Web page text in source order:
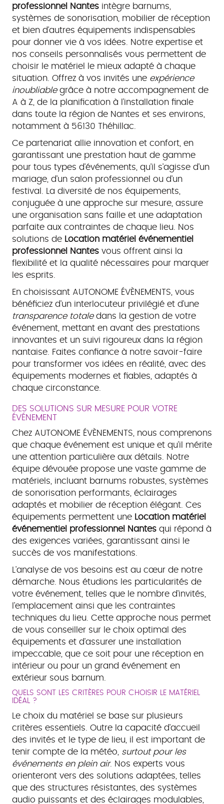
professionnel Nantesintègre barnums,
systèmes de sonorisation, mobilier de réception
et bien d'autres équipements indispensables
pour donner vie à vos idées. Notre expertise et
nos conseils personnalisés vous permettent de
choisir le matériel le mieux adapté à chaque
situation. Offrez à vos invités une expérience
inoubliablegrâce à notre accompagnement de
A à Z, de la planification à l'installation finale
dans toute la région de Nantes et ses environs,
notamment à 56130 Théhillac.
Ce partenariat allie innovation et confort, en
garantissant une prestation haut de gamme
pour tous types d'événements, qu'il s'agisse d'un
mariage, d'un salon professionnel ou d'un
festival. La diversité de nos équipements,
conjuguée à une approche sur mesure, assure
une organisation sans faille et une adaptation
parfaite aux contraintes de chaque lieu. Nos
solutions de Location matériel événementiel
professionnel Nantesvous offrent ainsi la
flexibilité et la qualité nécessaires pour marquer
les esprits.
En choisissant AUTONOME ÉVÈNEMENTS, vous
bénéficiez d'un interlocuteur privilégié et d'une
transparence totaledans la gestion de votre
événement, mettant en avant des prestations
innovantes et un suivi rigoureux dans la région
nantaise. Faites confiance à notre savoir-faire
pour transformer vos idées en réalité, avec des
équipements modernes et fiables, adaptés à
chaque circonstance.
DES SOLUTIONS SUR MESURE POUR VOTRE
ÉVÉNEMENT
Chez AUTONOME ÉVÈNEMENTS, nous comprenons
que chaque événement est unique et qu'il mérite
une attention particulière aux détails. Notre
équipe dévouée propose une vaste gamme de
matériels, incluant barnums robustes, systèmes
de sonorisation performants, éclairages
adaptés et mobilier de réception élégant. Ces
équipements permettent une Location matériel
événementiel professionnel Nantesqui répond à
des exigences variées, garantissant ainsi le
succès de vos manifestations.
L'analyse de vos besoins est au cœur de notre
démarche. Nous étudions les particularités de
votre événement, telles que le nombre d'invités,
l'emplacement ainsi que les contraintes
techniques du lieu. Cette approche nous permet
de vous conseiller sur le choix optimal des
équipements et d'assurer une installation
impeccable, que ce soit pour une réception en
intérieur ou pour un grand événement en
extérieur sous barnum.
QUELS SONT LES CRITÈRES POUR CHOISIR LE MATÉRIEL
IDÉAL ?
Le choix du matériel se base sur plusieurs
critères essentiels. Outre la capacité d'accueil
des invités et le type de lieu, il est important de
tenir compte de la météo, surtout pour les
événements en plein air. Nos experts vous
orienteront vers des solutions adaptées, telles
que des structures résistantes, des systèmes
audio puissants et des éclairages modulables,